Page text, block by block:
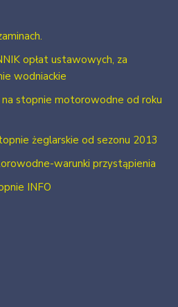
opłat ustawowych, za
wodniackie
stopnie motorowodne od roku
żeglarskie od sezonu 2013
warunki przystąpienia
INFO